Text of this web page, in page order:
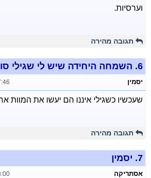
וערסיות.
תגובה מהירה
6. השמחה היחידה שיש לי שגילי
יסמין
שעכשיו כשגילי איננו הם יעשו את המוות
תגובה מהירה
7. יסמין
אסתריקה